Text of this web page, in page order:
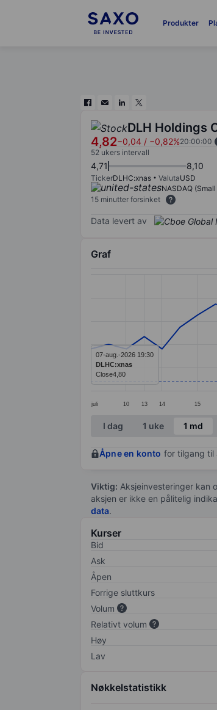
Produkter
DLH Holdings
4,82−0,04 / −0,82%20:00:00
52 ukers intervall
4,71 8,10
TickerDLHC:xnas ValutaUSD
NASDAQ
15 minutter forsinket
Data levert av
Graf
Line chart with 36 data
The chart has 1 X axis
The chart has 1 Y axis
juli 10 13 14 15
07-aug.-2026 19:30
DLHC:xnas
Close4,80
End of interactive chart.
I dag 1 uke 1 md
Åpne en konto for tilgang til
Viktig: Aksjeinvesteringer kan
aksjen er ikke en pålitelig
data.
Kurser
Bid
Ask
Åpen
Forrige sluttkurs
Volum
Relativt volum
Høy
Lav
Nøkkelstatistikk